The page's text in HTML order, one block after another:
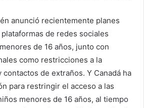
anunció recientemente planes
de redes sociales
de 16 años, junto con
como restricciones a la
de extraños. Y Canadá ha
para restringir el acceso a las
menores de 16 años, al tiempo